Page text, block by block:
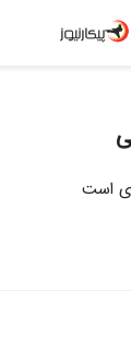
است